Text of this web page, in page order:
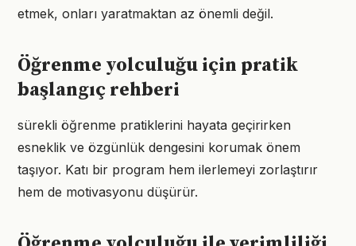
etmek, onları yaratmaktan az önemli değil.
Öğrenme yolculuğu için pratik
başlangıç rehberi
sürekli öğrenme pratiklerini hayata geçirirken
esneklik ve özgünlük dengesini korumak önem
taşıyor. Katı bir program hem ilerlemeyi zorlaştırır
hem de motivasyonu düşürür.